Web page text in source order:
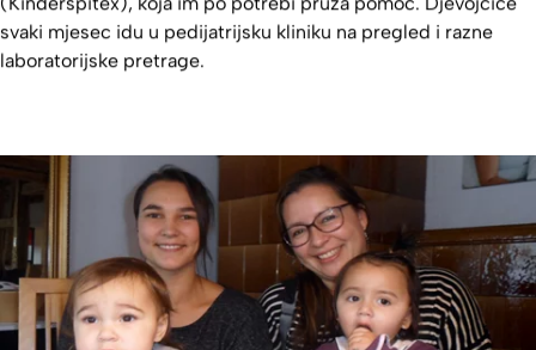
svaki mjesec idu u pedijatrijsku kliniku na pregled i razne
laboratorijske pretrage.